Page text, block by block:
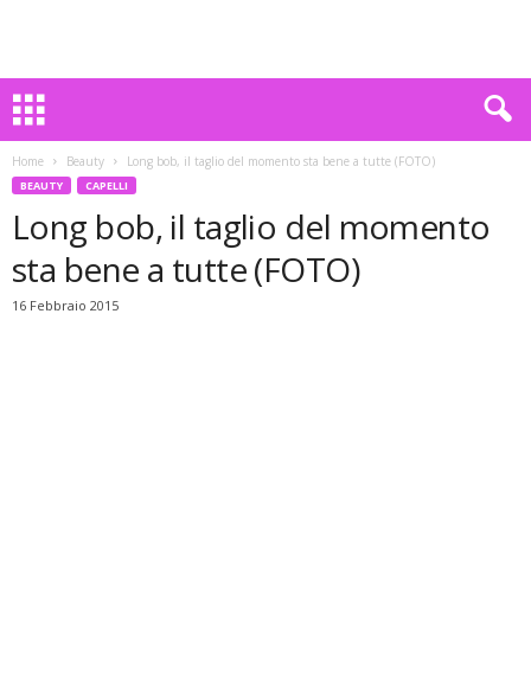
Home Beauty Long bob, il taglio del momento sta bene a tutte (FOTO)
BEAUTY CAPELLI
Long bob, il taglio del momento
sta bene a tutte (FOTO)
16 Febbraio 2015